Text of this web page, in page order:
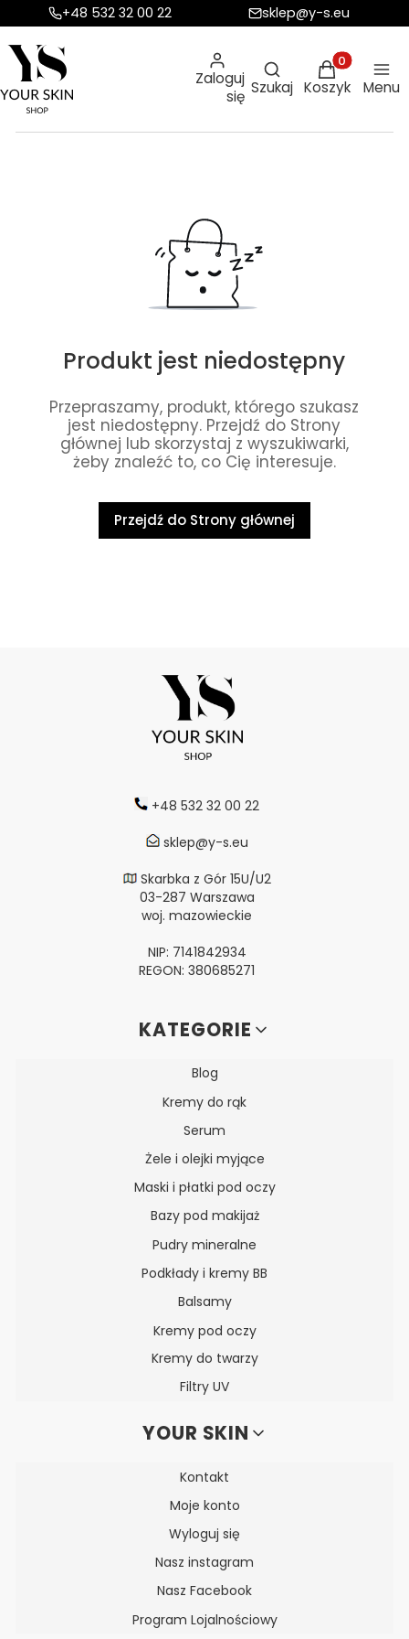
+48 532 32 00 22 sklep@y-s.eu
Zaloguj
się
Otwórz
Szukaj
Produkty w
Koszyk Menu
Produkt jest niedostępny
Przepraszamy, produkt, którego szukasz
jest niedostępny. Przejdź do Strony
głównej lub skorzystaj z wyszukiwarki,
żeby znaleźć to, co Cię interesuje.
Przejdź do Strony głównej
+48 532 32 00 22
sklep@y-s.eu
Skarbka z Gór 15U/U2
03-287 Warszawa
woj. mazowieckie
NIP: 7141842934
REGON: 380685271
Linki w stopceKATEGORIE
Blog
Kremy do rąk
Serum
Żele i olejki myjące
Maski i płatki pod oczy
Bazy pod makijaż
Pudry mineralne
Podkłady i kremy BB
Balsamy
Kremy pod oczy
Kremy do twarzy
Filtry UV
YOUR SKIN
Kontakt
Moje konto
Wyloguj się
Nasz instagram
Nasz Facebook
Program Lojalnościowy